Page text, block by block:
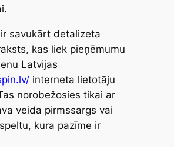
savukārt detalizeta
kas liek pieņēmumu
Latvijas
interneta lietotāju
norobežosies tikai ar
veida pirmssargs vai
kura pazīme ir